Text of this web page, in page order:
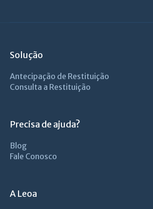
Solução
Antecipação de Restituição
Consulta a Restituição
Precisa de ajuda?
Blog
Fale Conosco
A Leoa